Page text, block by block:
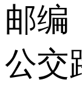
邮编
公交